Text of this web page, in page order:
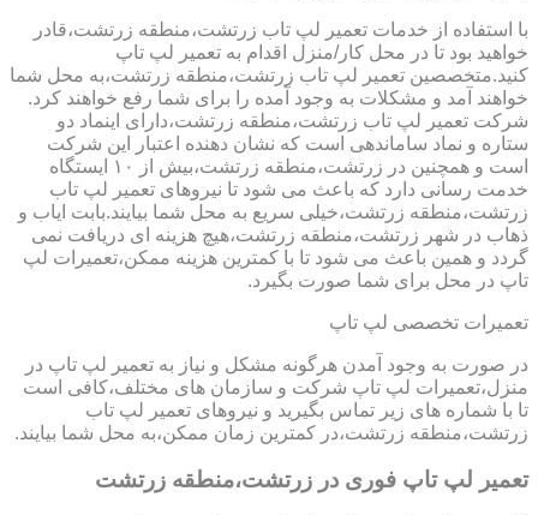
با استفاده از خدمات تعمیر لپ تاب زرتشت،منطقه زرتشت،قادر
خواهید بود تا در محل کار/منزل اقدام به تعمیر لپ تاپ
کنید.متخصصین تعمیر لپ تاب زرتشت،منطقه زرتشت،به محل شما
خواهند آمد و مشکلات به وجود آمده را برای شما رفع خواهند کرد.
شرکت تعمیر لپ تاب زرتشت،منطقه زرتشت،دارای اینماد دو
ستاره و نماد ساماندهی است که نشان دهنده اعتبار این شرکت
است و همچنین در زرتشت،منطقه زرتشت،بیش از ۱۰ ایستگاه
خدمت رسانی دارد که باعث می شود تا نیروهای تعمیر لپ تاب
زرتشت،منطقه زرتشت،خیلی سریع به محل شما بیایند.بابت ایاب و
ذهاب در شهر زرتشت،منطقه زرتشت،هیچ هزینه ای دریافت نمی
گردد و همین باعث می شود تا با کمترین هزینه ممکن،تعمیرات لپ
تاپ در محل برای شما صورت بگیرد.
تعمیرات تخصصی لپ تاپ
در صورت به وجود آمدن هرگونه مشکل و نیاز به تعمیر لپ تاپ در
منزل،تعمیرات لپ تاپ شرکت و سازمان های مختلف،کافی است
تا با شماره های زیر تماس بگیرید و نیروهای تعمیر لپ تاب
زرتشت،منطقه زرتشت،در کمترین زمان ممکن،به محل شما بیایند.
تعمیر لپ تاپ فوری در زرتشت،منطقه زرتشت